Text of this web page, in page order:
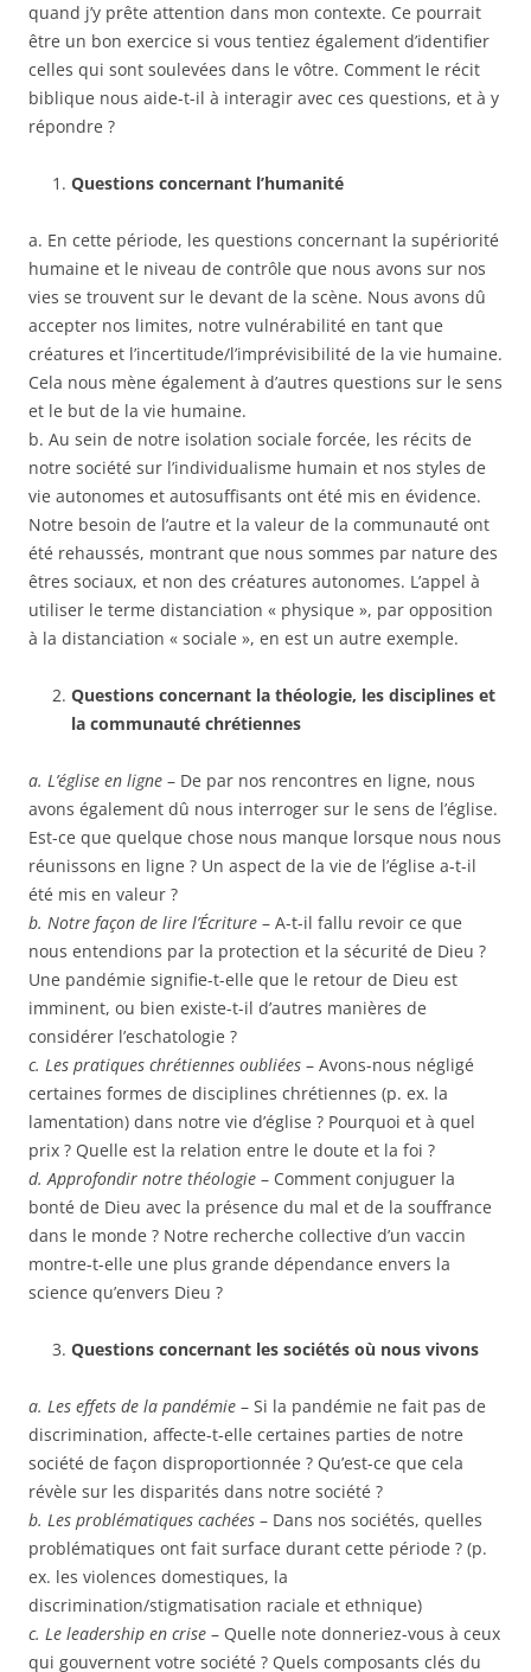
quand j’y prête attention dans mon contexte. Ce pourrait
être un bon exercice si vous tentiez également d’identifier
celles qui sont soulevées dans le vôtre. Comment le récit
biblique nous aide-t-il à interagir avec ces questions, et à y
répondre ?
Questions concernant l’humanité
a. En cette période, les questions concernant la supériorité
humaine et le niveau de contrôle que nous avons sur nos
vies se trouvent sur le devant de la scène. Nous avons dû
accepter nos limites, notre vulnérabilité en tant que
créatures et l’incertitude/l’imprévisibilité de la vie humaine.
Cela nous mène également à d’autres questions sur le sens
et le but de la vie humaine.
b. Au sein de notre isolation sociale forcée, les récits de
notre société sur l’individualisme humain et nos styles de
vie autonomes et autosuffisants ont été mis en évidence.
Notre besoin de l’autre et la valeur de la communauté ont
été rehaussés, montrant que nous sommes par nature des
êtres sociaux, et non des créatures autonomes. L’appel à
utiliser le terme distanciation « physique », par opposition
à la distanciation « sociale », en est un autre exemple.
Questions concernant la théologie, les disciplines et
la communauté chrétiennes
a. L’église en ligne – De par nos rencontres en ligne, nous
avons également dû nous interroger sur le sens de l’église.
Est-ce que quelque chose nous manque lorsque nous nous
réunissons en ligne ? Un aspect de la vie de l’église a-t-il
été mis en valeur ?
b. Notre façon de lire l’Écriture – A-t-il fallu revoir ce que
nous entendions par la protection et la sécurité de Dieu ?
Une pandémie signifie-t-elle que le retour de Dieu est
imminent, ou bien existe-t-il d’autres manières de
considérer l’eschatologie ?
c. Les pratiques chrétiennes oubliées – Avons-nous négligé
certaines formes de disciplines chrétiennes (p. ex. la
lamentation) dans notre vie d’église ? Pourquoi et à quel
prix ? Quelle est la relation entre le doute et la foi ?
d. Approfondir notre théologie – Comment conjuguer la
bonté de Dieu avec la présence du mal et de la souffrance
dans le monde ? Notre recherche collective d’un vaccin
montre-t-elle une plus grande dépendance envers la
science qu’envers Dieu ?
Questions concernant les sociétés où nous vivons
a. Les effets de la pandémie – Si la pandémie ne fait pas de
discrimination, affecte-t-elle certaines parties de notre
société de façon disproportionnée ? Qu’est-ce que cela
révèle sur les disparités dans notre société ?
b. Les problématiques cachées – Dans nos sociétés, quelles
problématiques ont fait surface durant cette période ? (p.
ex. les violences domestiques, la
discrimination/stigmatisation raciale et ethnique)
c. Le leadership en crise – Quelle note donneriez-vous à ceux
qui gouvernent votre société ? Quels composants clés du